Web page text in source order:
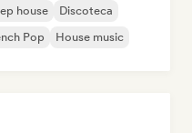
house
Discoteca
Pop House music